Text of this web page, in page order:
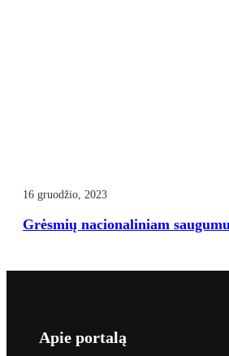
16 gruodžio, 2023
Grėsmių nacionaliniam
Apie portalą